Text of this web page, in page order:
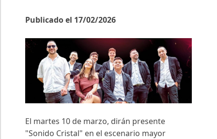
Publicado el 17/02/2026
El martes 10 de marzo, dirán presente
"Sonido Cristal" en el escenario mayor